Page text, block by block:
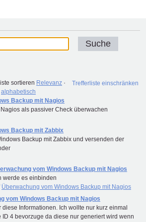
Trefferliste einschränken
sortieren Relevanz ·
alphabetisch
Backup mit Nagios
als passiver Check überwachen
Backup mit Zabbix
Backup mit Zabbix und versenden der
vom Windows Backup mit Nagios
werde es einbinden
Überwachung vom Windows Backup mit Nagios
vom Windows Backup mit Nagios
diese Informationen. Ich wollte nur kurz einmal
4 bevorzuge da diese nur generiert wird wenn